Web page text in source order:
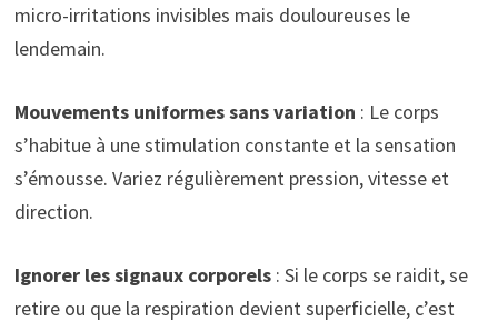
micro-irritations invisibles mais douloureuses le
lendemain.
Mouvements uniformes sans variation : Le corps
s’habitue à une stimulation constante et la sensation
s’émousse. Variez régulièrement pression, vitesse et
direction.
Ignorer les signaux corporels: Si le corps se raidit, se
retire ou que la respiration devient superficielle, c’est